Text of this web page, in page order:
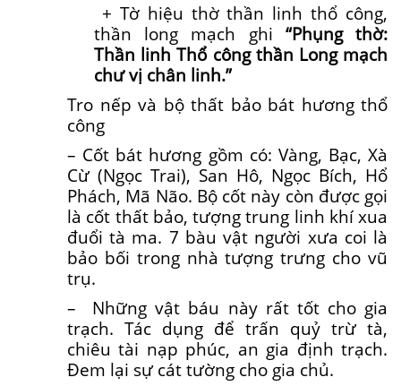
+ Tờ hiệu thờ thần linh thổ công,
thần long mạch ghi “Phụng thờ:
Thần linh Thổ công thần Long mạch
chư vị chân linh.”
Tro nếp và bộ thất bảo bát hương thổ
công
– Cốt bát hương gồm có: Vàng, Bạc, Xà
Cừ (Ngọc Trai), San Hô, Ngọc Bích, Hổ
Phách, Mã Não. Bộ cốt này còn được gọi
là cốt thất bảo, tượng trung linh khí xua
đuổi tà ma. 7 bàu vật người xưa coi là
bảo bối trong nhà tượng trưng cho vũ
trụ.
– Những vật báu này rất tốt cho gia
trạch. Tác dụng để trấn quỷ trừ tà,
chiêu tài nạp phúc, an gia định trạch.
Đem lại sự cát tường cho gia chủ.